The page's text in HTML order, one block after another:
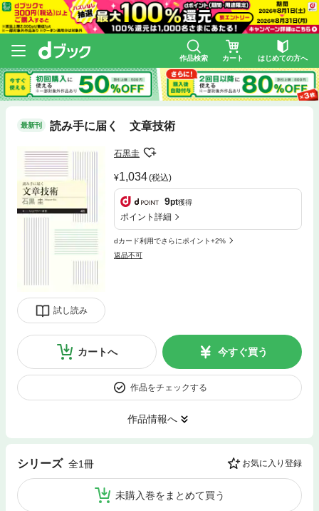
作品検索 カート はじめての方へ
最新刊 読み手に届く 文章技術
試し読み
石黒圭
1,034(税込)
9pt獲得
ポイント詳細
dカード利用でさらにポイント+2%
返品不可
カートへ 今すぐ買う
作品をチェックする
作品情報へ
シリーズ 全1冊 お気に入り登録
未購入巻をまとめて買う